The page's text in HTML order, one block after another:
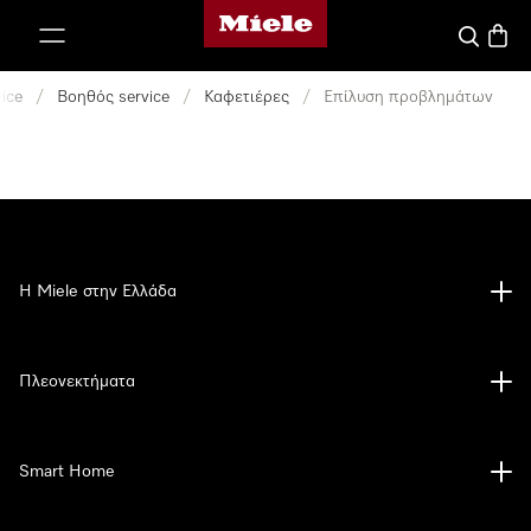
Αρχική σελίδα της Miele
/ Βοηθός service / Καφετιέρες / Επίλυση προβλημάτων
Η Miele στην Ελλάδα
Πλεονεκτήματα
Smart Home